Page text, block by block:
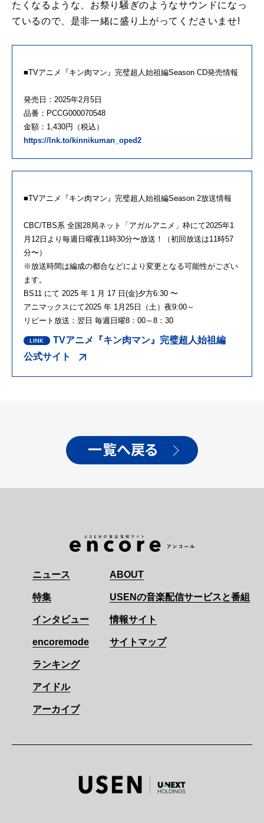
たくなるような、お祭り騒ぎのようなサウンドになっ
ているので、是非一緒に盛り上がってくださいませ!
■TVアニメ『キン肉マン』完璧超人始祖編Season CD発売情報
発売日：2025年2月5日
品番：PCCG000070548
金額：1,430円（税込）
https://lnk.to/kinnikuman_oped2
■TVアニメ『キン肉マン』完璧超人始祖編Season 2放送情報
CBC/TBS系 全国28局ネット「アガルアニメ」枠にて2025年1
月12日より毎週日曜夜11時30分〜放送！（初回放送は11時57
分〜）
※放送時間は編成の都合などにより変更となる可能性がござい
ます。
BS11 にて 2025 年 1 月 17 日(金)夕方6:30 〜
アニマックスにて2025 年 1月25日（土）夜9:00～
リピート放送：翌日 毎週日曜8：00～8：30
TVアニメ『キン肉マン』完璧超人始祖編
公式サイト
一覧へ戻る
ニュース
特集
インタビュー
encoremode
ランキング
アイドル
アーカイブ
ABOUT
USENの音楽配信サービスと番組
情報サイト
サイトマップ